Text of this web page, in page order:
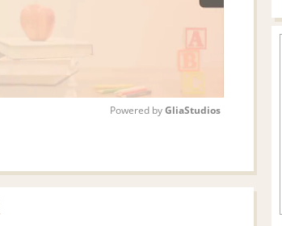
Powered by GliaStudios